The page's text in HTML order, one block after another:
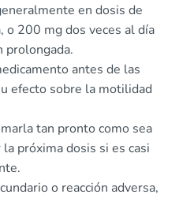
en dosis de
o 200 mg dos veces al día
prolongada.
antes de las
efecto sobre la motilidad
tan pronto como sea
próxima dosis si es casi
o reacción adversa,